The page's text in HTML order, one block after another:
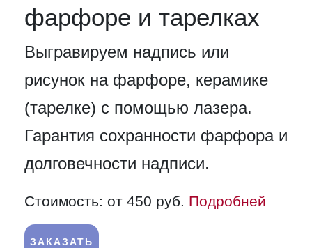
фарфоре и тарелках
Выгравируем надпись или
рисунок на фарфоре, керамике
(тарелке) с помощью лазера.
Гарантия сохранности фарфора и
долговечности надписи.
Стоимость: от 450 руб. Подробней
ЗАКАЗАТЬ